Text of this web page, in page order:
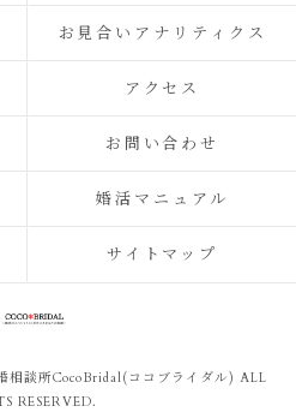
お見合いアナリティクス
アクセス
お問い合わせ
婚活マニュアル
サイトマップ
相談所CocoBridal(ココブライダル) ALL
RESERVED.